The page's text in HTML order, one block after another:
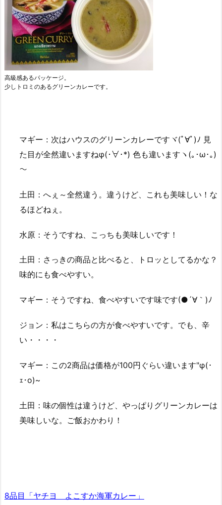
高級感あるパッケージ。
少しトロミのあるグリーンカレーです。
マギー：次はハウスのグリーンカレーですヾ(ﾟ∀ﾟ)ﾉ 見
た目が全然違いますねφ(･∀･*) 色も違いますヽ(｡･ω･｡)
～
土田：へぇ～全然違う。違うけど、これも美味しい！な
るほどねぇ。
水原：そうですね、こっちも美味しいです！
土田：さっきの商品と比べると、トロッとしてるかな？
味的にも食べやすい。
マギー：そうですね、食べやすいです味です(●´∀｀)ﾉ
ジョン：私はこちらの方が食べやすいです。でも、辛
い・・・・
マギー：この2商品は価格が100円ぐらい違います"φ(･
ｪ･o)~
土田：味の個性は違うけど、やっぱりグリーンカレーは
美味しいな。ご飯おかわり！
8品目「ヤチヨ よこすか海軍カレー」